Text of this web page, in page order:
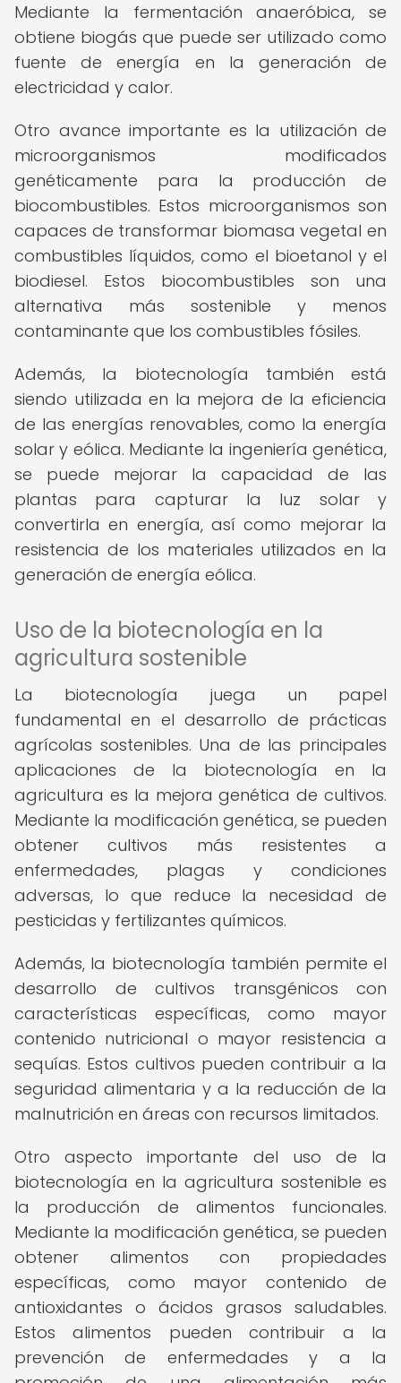
Mediante la fermentación anaeróbica, se
obtiene biogás que puede ser utilizado como
fuente de energía en la generación de
electricidad y calor.
Otro avance importante es la utilización de
microorganismos modificados
genéticamente para la producción de
biocombustibles. Estos microorganismos son
capaces de transformar biomasa vegetal en
combustibles líquidos, como el bioetanol y el
biodiesel. Estos biocombustibles son una
alternativa más sostenible y menos
contaminante que los combustibles fósiles.
Además, la biotecnología también está
siendo utilizada en la mejora de la eficiencia
de las energías renovables, como la energía
solar y eólica. Mediante la ingeniería genética,
se puede mejorar la capacidad de las
plantas para capturar la luz solar y
convertirla en energía, así como mejorar la
resistencia de los materiales utilizados en la
generación de energía eólica.
Uso de la biotecnología en la
agricultura sostenible
La biotecnología juega un papel
fundamental en el desarrollo de prácticas
agrícolas sostenibles. Una de las principales
aplicaciones de la biotecnología en la
agricultura es la mejora genética de cultivos.
Mediante la modificación genética, se pueden
obtener cultivos más resistentes a
enfermedades, plagas y condiciones
adversas, lo que reduce la necesidad de
pesticidas y fertilizantes químicos.
Además, la biotecnología también permite el
desarrollo de cultivos transgénicos con
características específicas, como mayor
contenido nutricional o mayor resistencia a
sequías. Estos cultivos pueden contribuir a la
seguridad alimentaria y a la reducción de la
malnutrición en áreas con recursos limitados.
Otro aspecto importante del uso de la
biotecnología en la agricultura sostenible es
la producción de alimentos funcionales.
Mediante la modificación genética, se pueden
obtener alimentos con propiedades
específicas, como mayor contenido de
antioxidantes o ácidos grasos saludables.
Estos alimentos pueden contribuir a la
prevención de enfermedades y a la